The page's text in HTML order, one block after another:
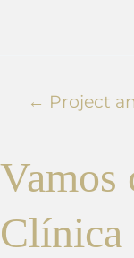
← Project
Vamos
Clínica